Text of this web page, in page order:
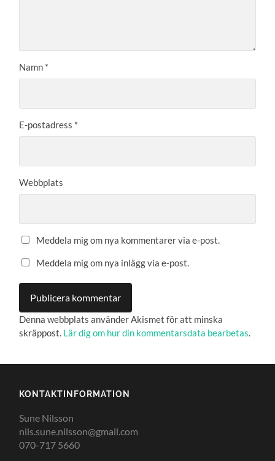
Namn *
E-postadress *
Webbplats
Meddela mig om nya kommentarer via e-post.
Meddela mig om nya inlägg via e-post.
Denna webbplats använder Akismet för att minska
skräppost. Lär dig om hur din kommentarsdata bearbetas.
KONTAKTINFORMATION
Sune Nilsson
nils.sune.nilsson@gmail.com
070-717 5660